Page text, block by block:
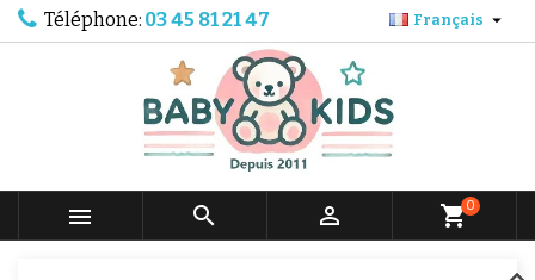
Téléphone: 03 45 81 21 47 Français 
   shopping_cart0